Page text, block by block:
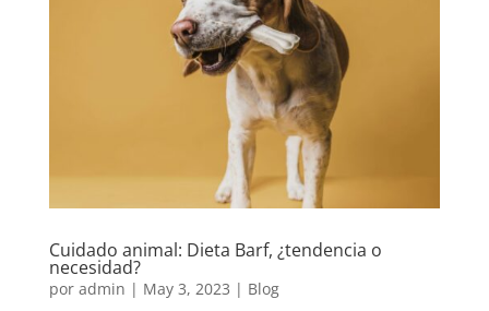
Cuidado animal: Dieta Barf, ¿tendencia o
necesidad?
por admin | May 3, 2023 | Blog